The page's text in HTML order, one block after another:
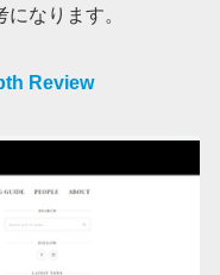
なります。
Review